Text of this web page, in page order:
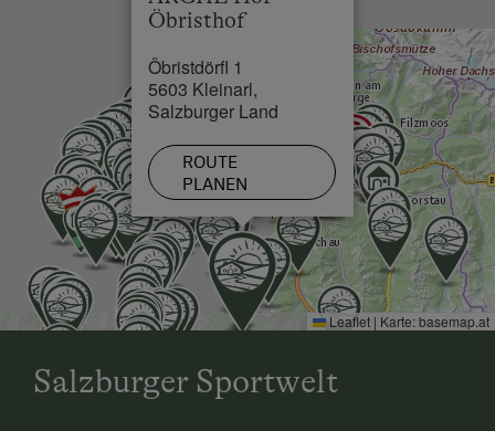
Öbristhof
Öbristdörfl 1
5603 Kleinarl,
Salzburger Land
ROUTE
PLANEN
Leaflet | Karte:basemap.at
Salzburger Sportwelt